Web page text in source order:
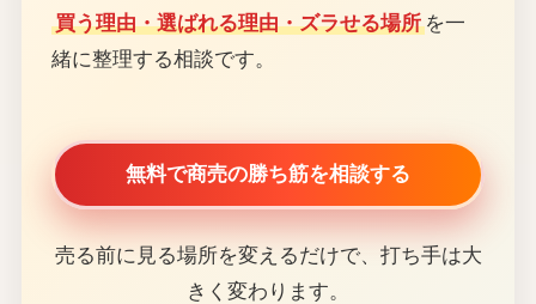
買う理由・選ばれる理由・ズラせる場所を一
緒に整理する相談です。
無料で商売の勝ち筋を相談する
売る前に見る場所を変えるだけで、打ち手は大
きく変わります。